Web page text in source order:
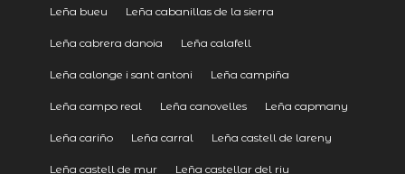
Leña bueu Leña cabanillas de la sierra
Leña cabrera danoia Leña calafell
Leña calonge i sant antoni Leña campiña
Leña campo real Leña canovelles Leña capmany
Leña cariño Leña carral Leña castell de lareny
Leña castell de mur Leña castellar del riu